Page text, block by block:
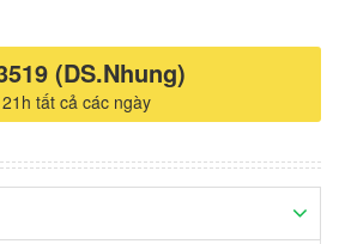
Glycol và Clindamycin, có tiền sử
cách: Tuýp 25g 6. SĐK: VN-13182-11
Sdn. Bhd.- Malaysia. Giá:
thêm: Mua thuốc Eltvir tốt nhất Mua
thuốc ARV ở Tây Ninh tốt nhất Mua
Mua thuốc ARV ở Vĩnh Long tốt nhất
tốt nhất Mua thuốc Acriptega tốt nhất?
(DS.Nhung)
tất cả các ngày